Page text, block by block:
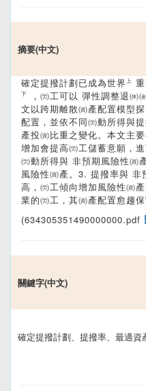
摘要(中文)
確定提撥計劃已成為世界㆖
㆘，㈸工可以 彈性調整退㉁
文以跨期離散㈾產配置模型
配置，並依不同㈸動所得與
產投㈾比重之變化。本文主
增加會提高㈸工儲蓄意願，
㈸動所得與 非預期風險性㈾
風險性㈾產。3. 提撥率與 非
高，㈸工傾向增加風險性㈾
業的㈸工，其㈾產配置愈趨保
(634305351490000000.pdf
關鍵字(中文)
確定提撥計劃、提撥率、最適資